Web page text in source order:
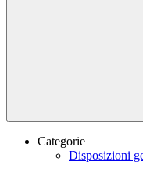
Categorie
Disposizioni